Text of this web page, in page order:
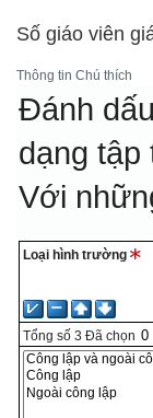
Số giáo viên
Thông tin Chú thích
Đánh
dạng
Với
Loại hình trường
Tổng số 3 Đã chọn